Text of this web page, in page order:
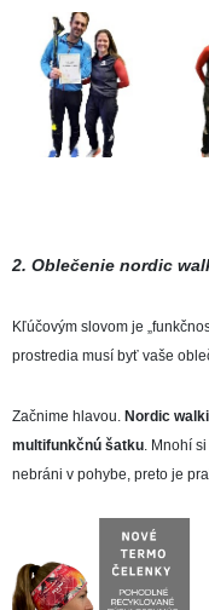
2. Oblečenie nordic
Kľúčovým slovom je
prostredia musí byť vaše
Začnime hlavou. Nordic
multifunkčnú šatku . Mnohí
nebráni v pohybe, preto je